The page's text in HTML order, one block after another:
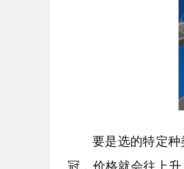
要是选的特定
冠，价格就会往上